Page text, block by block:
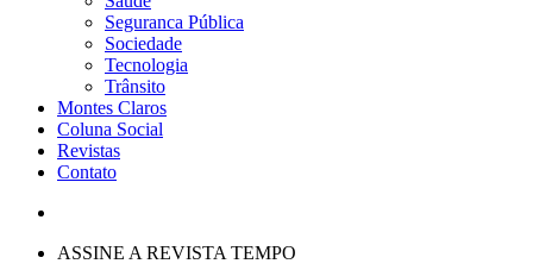
Seguranca Pública
Sociedade
Tecnologia
Trânsito
Montes Claros
Coluna Social
Revistas
Contato
ASSINE A REVISTA TEMPO